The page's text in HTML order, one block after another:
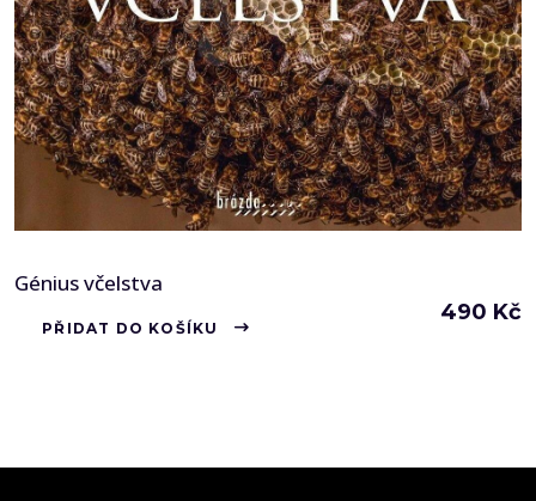
Génius včelstva
490 Kč
PŘIDAT DO KOŠÍKU